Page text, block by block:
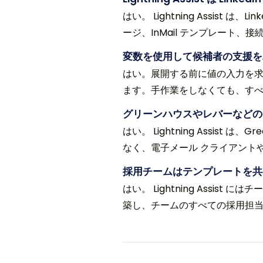
はい。 Lightning Assist は、
ージ、InMail テンプレート、接
変数を使用して候補者の支援
はい。展開する前に値の入力
ます。手作業をしなくても、す
グリーンハウスやレバーなど
はい。 Lightning Assist は、
なく、電子メール クライアント
採用チームはテンプレートを
はい。 Lightning Assist にはチ
築し、チームのすべての採用担